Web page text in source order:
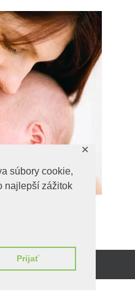
súbory cookie,
najlepší zážitok
Prijať
✕